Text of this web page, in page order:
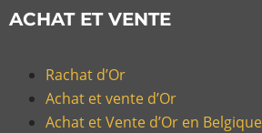
ACHAT ET VENTE
Rachat d’Or
Achat et vente d’Or
Achat et Vente d’Or en Belgique